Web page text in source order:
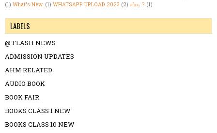
(1) What's New. (1) WHATSAPP UPLOAD 2023 (2) எப்படி ? (1)
LABELS
@ FLASH NEWS
ADMISSION UPDATES
AHM RELATED
AUDIO BOOK
BOOK FAIR
BOOKS CLASS 1 NEW
BOOKS CLASS 10 NEW